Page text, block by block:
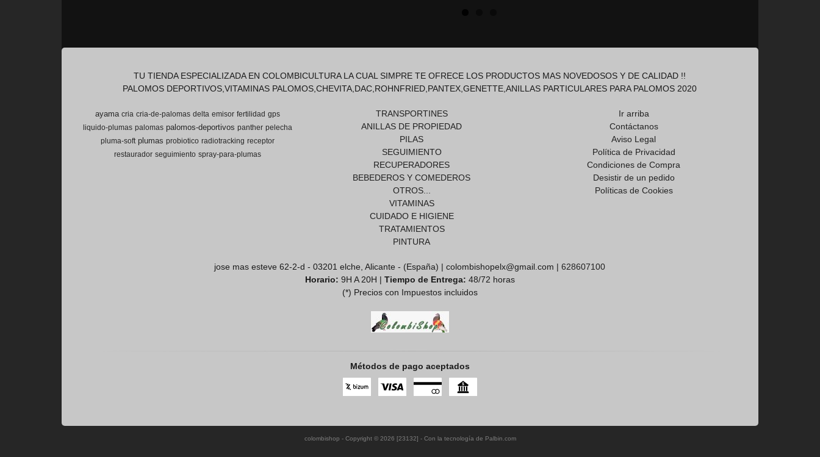
TU TIENDA ESPECIALIZADA EN COLOMBICULTURA LA CUAL SIMPRE TE OFRECE LOS PRODUCTOS MAS NOVEDOSOS Y DE CALIDAD !!
PALOMOS DEPORTIVOS,VITAMINAS PALOMOS,CHEVITA,DAC,ROHNFRIED,PANTEX,GENETTE,ANILLAS PARTICULARES PARA PALOMOS 2020
ayama cria cria-de-palomas delta emisor fertilidad gps
liquido-plumas palomas palomos-deportivos panther pelecha
pluma-soft plumas probiotico radiotracking receptor
restaurador seguimiento spray-para-plumas
TRANSPORTINES
ANILLAS DE PROPIEDAD
PILAS
SEGUIMIENTO
RECUPERADORES
BEBEDEROS Y COMEDEROS
OTROS...
VITAMINAS
CUIDADO E HIGIENE
TRATAMIENTOS
PINTURA
Ir arriba
Contáctanos
Aviso Legal
Política de Privacidad
Condiciones de Compra
Desistir de un pedido
Políticas de Cookies
jose mas esteve 62-2-d - 03201 elche, Alicante - (España) | colombishopelx@gmail.com |628607100
Horario: 9H A 20H | Tiempo de Entrega: 48/72 horas
(*) Precios con Impuestos incluidos
Métodos de pago aceptados
colombishop - Copyright © 2026 [23132] - Con la tecnología de Palbin.com